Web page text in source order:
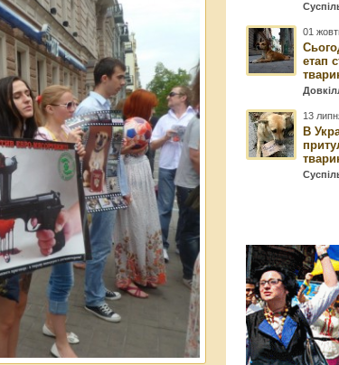
01
етап
13
В